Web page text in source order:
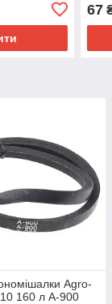
67
Agro-
160 л A-900